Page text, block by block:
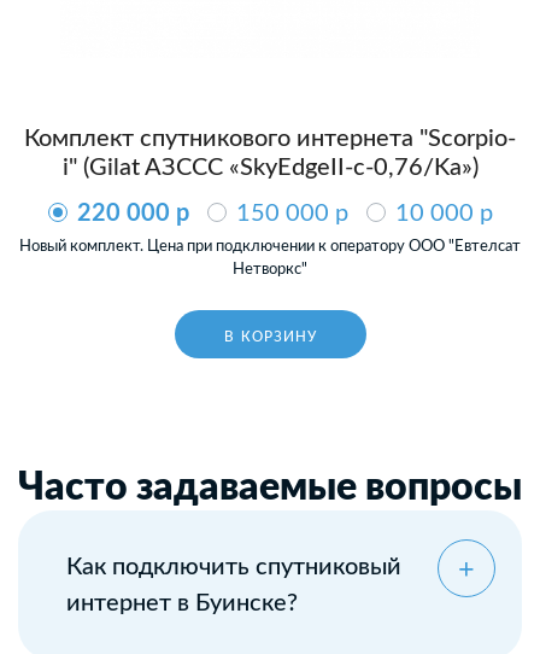
Комплект спутникового интернета "Scorpio-
i" (Gilat AЗССС «SkyEdgeII-c-0,76/Ka»)
220 000 p
150 000 p 10 000 p
Новый комплект. Цена при подключении к оператору ООО "Евтелсат
Нетворкс"
В КОРЗИНУ
Часто задаваемые вопросы
Как подключить спутниковый
интернет в Буинске?